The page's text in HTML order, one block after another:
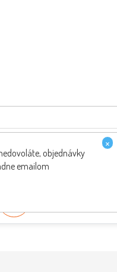
×
objednávky
emailom